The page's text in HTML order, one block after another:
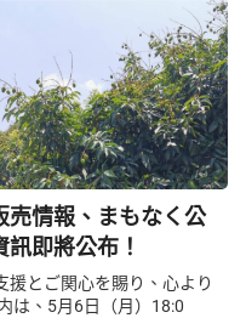
売情報、まもなく公
即將公布！
とご関心を賜り、心より
は、5月6日（月）18:0